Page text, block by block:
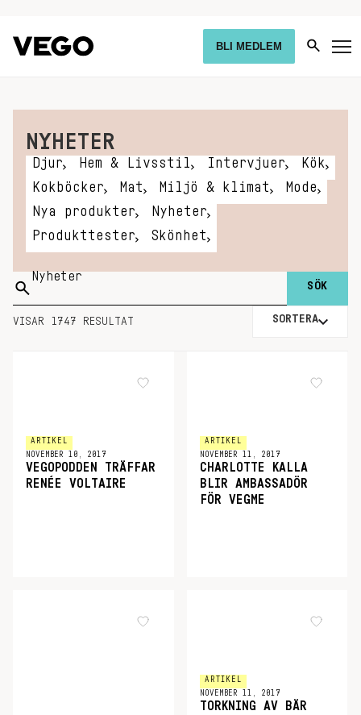
BLI MEDLEM
NYHETER
Djur Hem & Livsstil Intervjuer
Kök
Kokböcker
Mat Miljö & klimat
Mode
Nya produkter
Nyheter
Produkttester
Skönhet
Sök
på:
VISAR 1747 RESULTAT SORTERA
ARTIKEL
NOVEMBER 10, 2017
VEGOPODDEN TRÄFFAR
RENÉE VOLTAIRE
ARTIKEL
NOVEMBER 11, 2017
CHARLOTTE KALLA
BLIR AMBASSADÖR
FÖR VEGME
ARTIKEL
NOVEMBER 11, 2017
TORKNING AV BÄR